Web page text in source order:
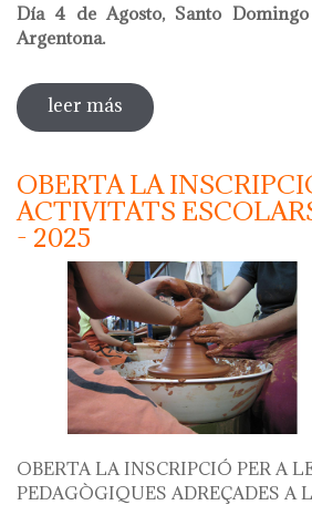
Día 4 de Agosto, Santo
Argentona.
leer más sobre "festa del càntir"
OBERTA LA
ACTIVITATS
- 2025
OBERTA LA INSCRIPCIÓ PER A
PEDAGÒGIQUES ADREÇADES A